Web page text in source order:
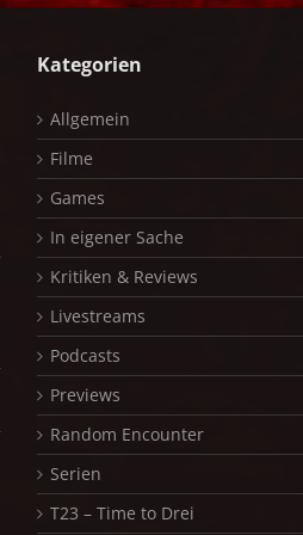
Kategorien
Allgemein
Filme
Games
In eigener Sache
Kritiken & Reviews
Livestreams
Podcasts
Previews
Random Encounter
Serien
T23 – Time to Drei